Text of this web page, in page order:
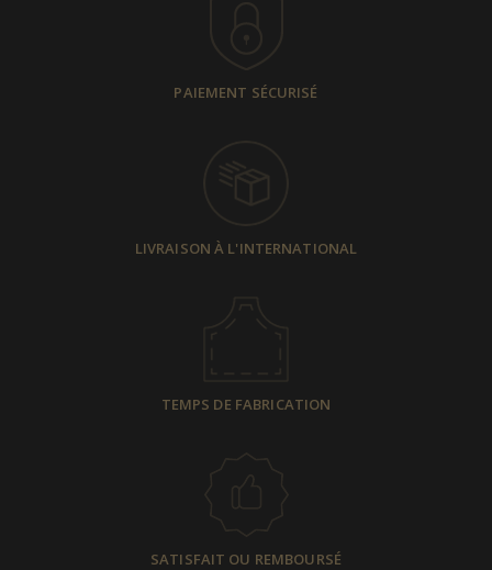
PAIEMENT SÉCURISÉ
LIVRAISON À L'INTERNATIONAL
TEMPS DE FABRICATION
SATISFAIT OU REMBOURSÉ